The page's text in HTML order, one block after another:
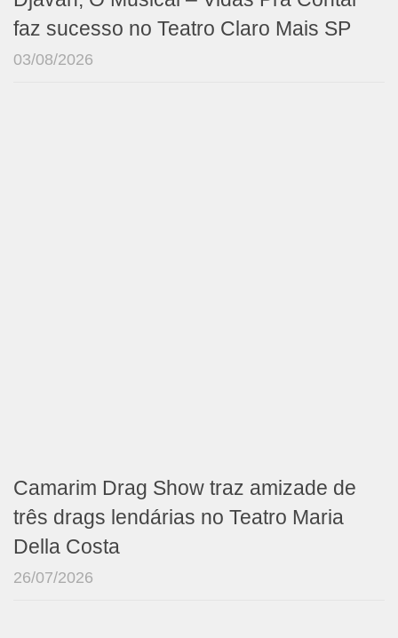
faz sucesso no Teatro Claro Mais SP
03/08/2026
Camarim Drag Show traz amizade de
três drags lendárias no Teatro Maria
Della Costa
26/07/2026